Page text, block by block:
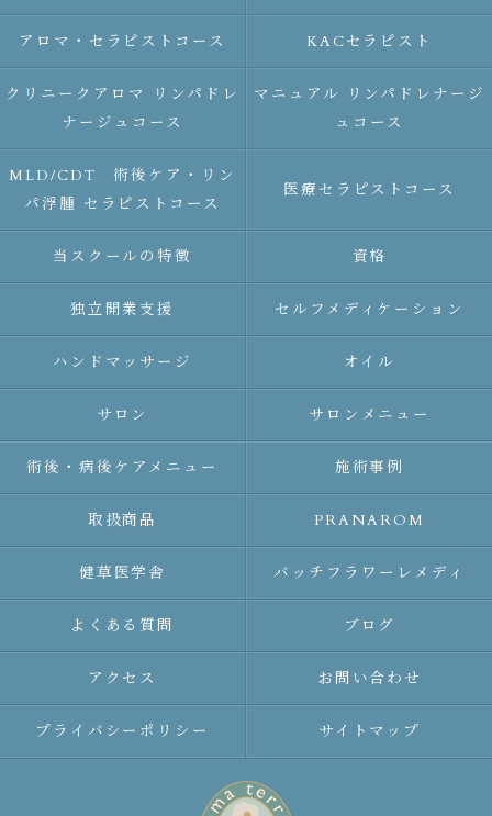
アロマ・セラピストコース KACセラピスト
クリニークアロマ リンパドレ
ナージュコース
マニュアル リンパドレナージ
ュコース
MLD/CDT 術後ケア・リン
パ浮腫 セラピストコース
医療セラピストコース
当スクールの特徴 資格
独立開業支援 セルフメディケーション
ハンドマッサージ オイル
サロン サロンメニュー
術後・病後ケアメニュー 施術事例
取扱商品 PRANAROM
健草医学舎 バッチフラワーレメディ
よくある質問 ブログ
アクセス お問い合わせ
プライバシーポリシー サイトマップ